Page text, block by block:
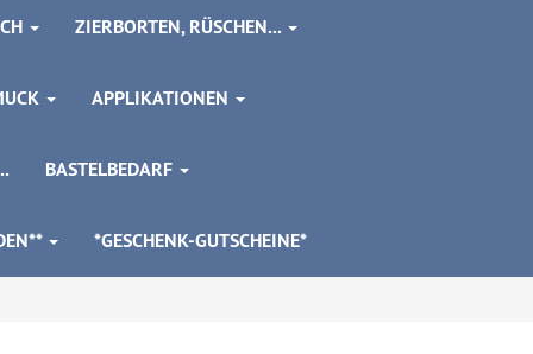
ZIERBORTEN, RÜSCHEN...
APPLIKATIONEN
BASTELBEDARF
*GESCHENK-GUTSCHEINE*